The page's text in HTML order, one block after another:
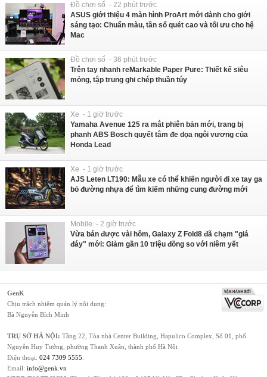
Đồ chơi số - 22 phút trước
ASUS giới thiệu 4 màn hình ProArt mới dành cho giới
sáng tạo: Chuẩn màu, tần số quét cao và tối ưu cho hệ
Mac
Đồ chơi số - 36 phút trước
Trên tay nhanh reMarkable Paper Pure: Thiết kế siêu
mỏng, tập trung ghi chép thuần túy
Xe - 1 giờ trước
Yamaha Avenue 125 ra mắt phiên bản mới, trang bị
phanh ABS Bosch quyết tâm đe dọa ngôi vương của
Honda Lead
Xe - 1 giờ trước
AJS Leten LT190: Mẫu xe có thể khiến người đi xe tay ga
bỏ đường nhựa để tìm kiếm những cung đường mới
Mobile - 2 giờ trước
Vừa bán được vài hôm, Galaxy Z Fold8 đã chạm "giá
đáy" mới: Giảm gần 10 triệu đồng so với niêm yết
GenK
Chịu trách nhiệm quản lý nội dung:
Bà Nguyễn Bích Minh
TRỤ SỞ HÀ NỘI: Tầng 22, Tòa nhà Center Building, Hapulico Complex, Số 01, phố
Nguyễn Huy Tưởng, phường Thanh Xuân, thành phố Hà Nội
Điện thoại: 024 7309 5555
Email: info@genk.vn